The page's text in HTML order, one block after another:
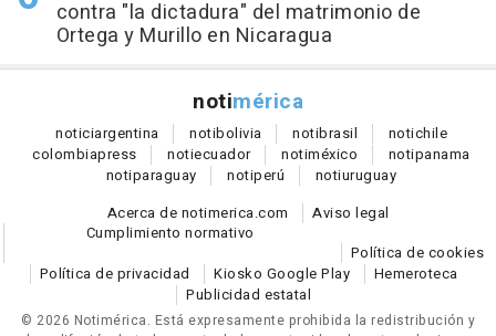
contra "la dictadura" del matrimonio de
Ortega y Murillo en Nicaragua
notimérica
noticiargentina notibolivia notibrasil notichile
colombiapress notiecuador notiméxico notipanama
notiparaguay notiperú notiuruguay
Acerca de notimerica.com
Aviso legal
Cumplimiento normativo
Política de cookies
Política de privacidad
Kiosko Google Play
Hemeroteca
Publicidad estatal
© 2026 Notimérica. Está expresamente prohibida la redistribución y